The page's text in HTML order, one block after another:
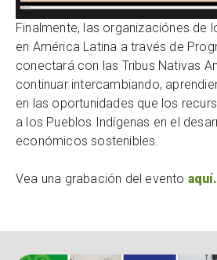
Finalmente, las organizaciónes de
en América Latina a través de
conectará con las Tribus Nativas
continuar intercambiando,
en las oportunidades que los
a los Pueblos Indígenas en el
económicos sostenibles.
Vea una grabación del evento aquí.